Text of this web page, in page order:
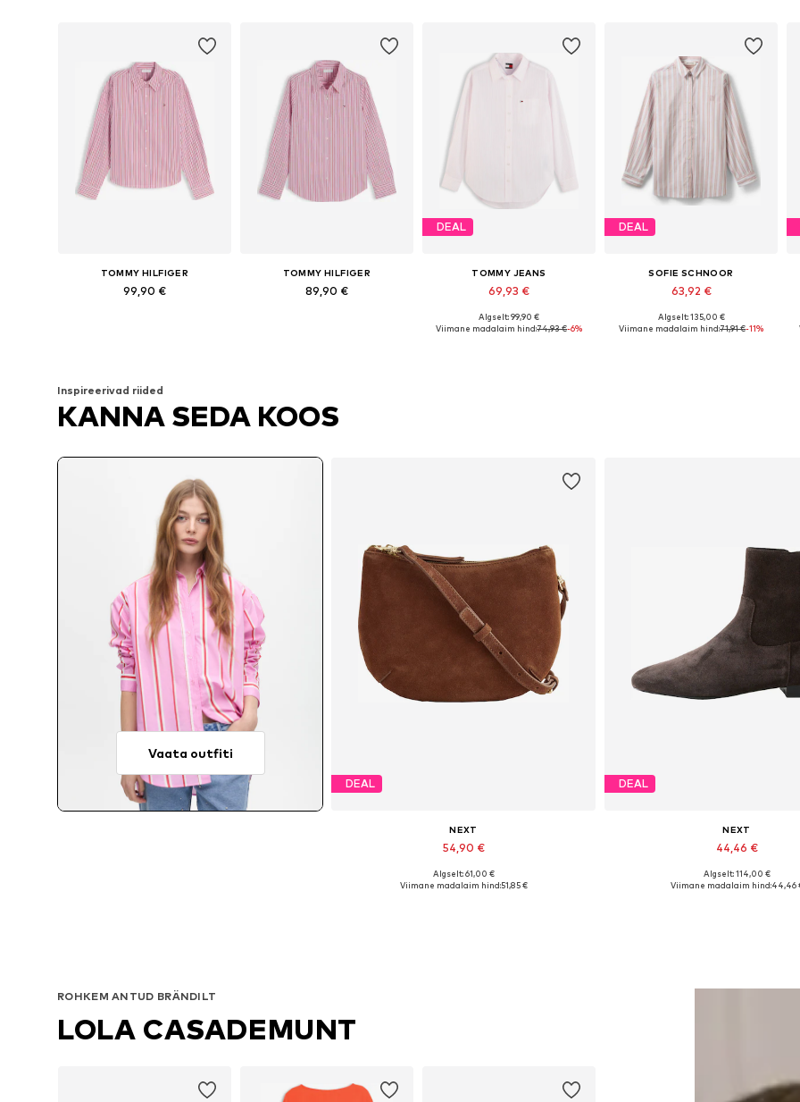
TOMMY HILFIGER
99,90 €
TOMMY HILFIGER
89,90 €
DEAL
TOMMY JEANS
69,93 €
Algselt: 99,90 €
Viimane madalaim hind:74,93 €-6%
DEAL
SOFIE SCHNOOR
63,92 €
Algselt: 135,00 €
Viimane madalaim hind:71,91 €-11%
Inspireerivad riided
KANNA SEDA KOOS
Vaata outfiti
DEAL
NEXT
54,90 €
Saadaolevad suurused: One Size
Algselt: 61,00 €
Viimane madalaim hind:51,85 €
DEAL
NEXT
44,46 €
Saadaolevad suurused: 36, 37,
Algselt: 114,00 €
Viimane madalaim hind:44,46
ROHKEM ANTUD BRÄNDILT
LOLA CASADEMUNT